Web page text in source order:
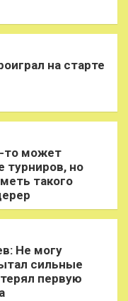
на старте
то может
турниров, но
такого
Не могу
сильные
первую